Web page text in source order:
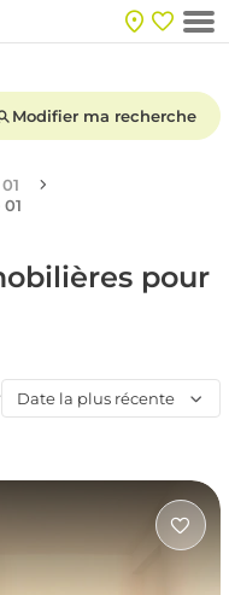
Modifier ma recherche
pour
Date la plus récente